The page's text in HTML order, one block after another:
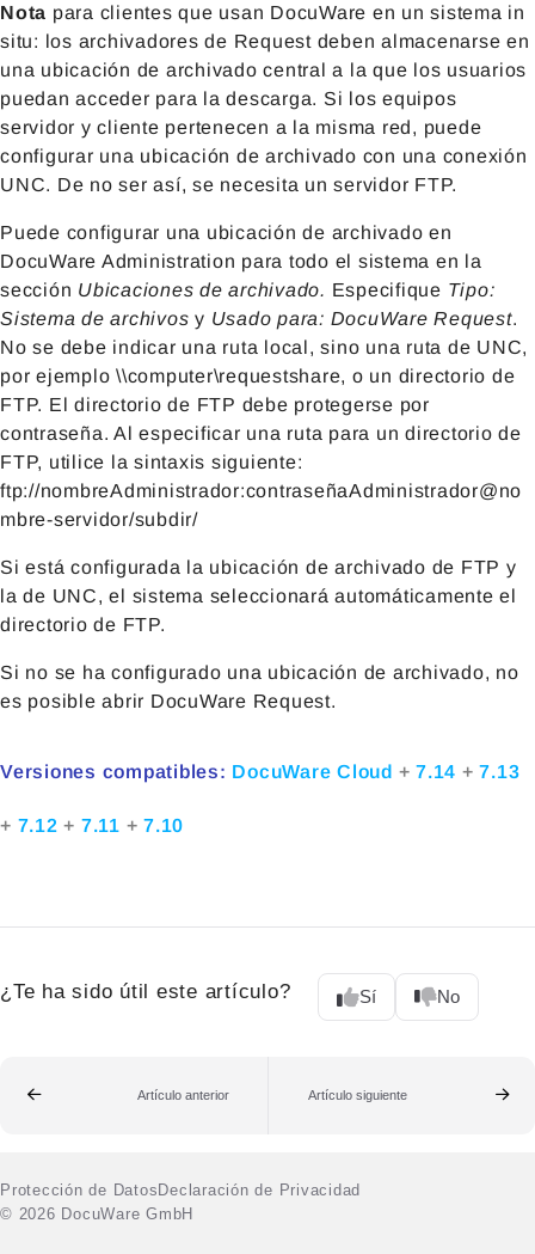
Nota para clientes que usan DocuWare en un sistema in
situ: los archivadores de Request deben almacenarse en
una ubicación de archivado central a la que los usuarios
puedan acceder para la descarga. Si los equipos
servidor y cliente pertenecen a la misma red, puede
configurar una ubicación de archivado con una conexión
UNC. De no ser así, se necesita un servidor FTP.
Puede configurar una ubicación de archivado en
DocuWare Administration para todo el sistema en la
sección Ubicaciones de archivado. Especifique Tipo:
Sistema de archivos y Usado para: DocuWare Request.
No se debe indicar una ruta local, sino una ruta de UNC,
por ejemplo \\computer\requestshare, o un directorio de
FTP. El directorio de FTP debe protegerse por
contraseña. Al especificar una ruta para un directorio de
FTP, utilice la sintaxis siguiente:
ftp://nombreAdministrador:contraseñaAdministrador@no
mbre-servidor/subdir/
Si está configurada la ubicación de archivado de FTP y
la de UNC, el sistema seleccionará automáticamente el
directorio de FTP.
Si no se ha configurado una ubicación de archivado, no
es posible abrir DocuWare Request.
Versiones compatibles: DocuWare Cloud + 7.14 +7.13
+ 7.12+ 7.11 + 7.10
¿Te ha sido útil este artículo? Sí No
Artículo anterior Artículo siguiente
Protección de Datos Declaración de Privacidad
© 2026 DocuWare GmbH